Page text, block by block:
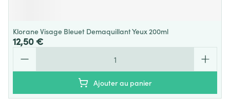
Klorane Visage Bleuet Demaquillant Yeux 200ml
12,50 €
Ajouter au panier